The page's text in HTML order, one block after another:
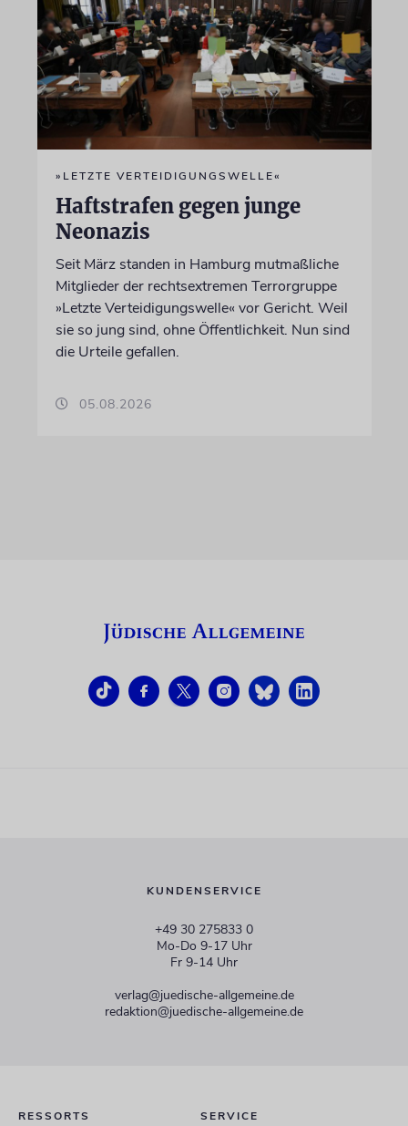
»LETZTE VERTEIDIGUNGSWELLE«
Haftstrafen gegen junge
Neonazis
Seit März standen in Hamburg mutmaßliche
Mitglieder der rechtsextremen Terrorgruppe
»Letzte Verteidigungswelle« vor Gericht. Weil
sie so jung sind, ohne Öffentlichkeit. Nun sind
die Urteile gefallen.
05.08.2026
KUNDENSERVICE
+49 30 275833 0
Mo-Do 9-17 Uhr
Fr 9-14 Uhr
verlag@juedische-allgemeine.de
redaktion@juedische-allgemeine.de
RESSORTS SERVICE